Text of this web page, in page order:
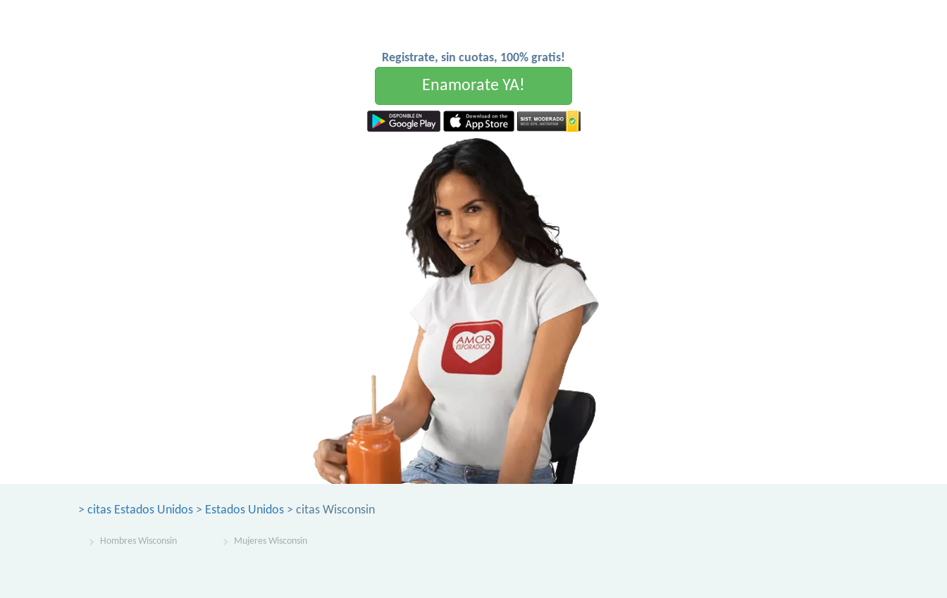
Registrate, sin cuotas, 100% gratis!
Enamorate YA!
> citas Estados Unidos > Estados Unidos > citas Wisconsin
Hombres Wisconsin Mujeres Wisconsin